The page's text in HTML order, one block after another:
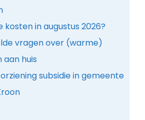
kosten in augustus 2026?
vragen over (warme)
aan huis
subsidie in gemeente